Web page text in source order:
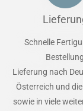
Schnelle
Bestellung
Lieferung nach
Österreich und
sowie in viele